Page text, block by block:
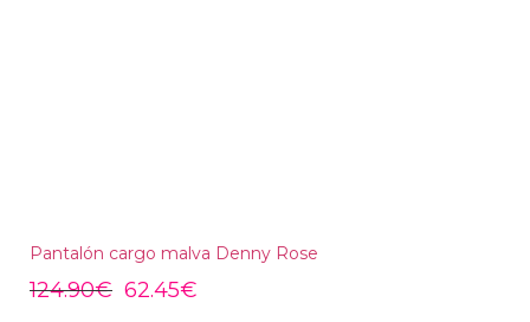
Pantalón cargo malva Denny Rose
124.90€ 62.45€